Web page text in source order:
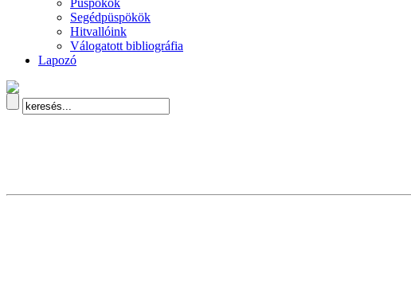
Püspökök
Segédpüspökök
Hitvallóink
Válogatott bibliográfia
Lapozó